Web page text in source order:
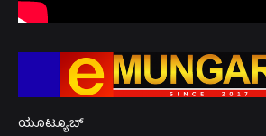
ಯೂಟ್ಯೂಬ್